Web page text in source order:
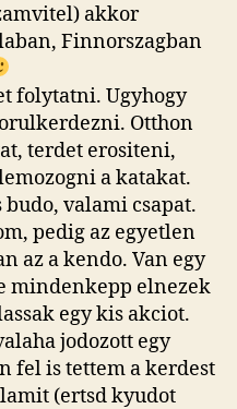
akkor
Finnorszagban
folytatni. Ugyhogy
Otthon
terdet erositeni,
a katakat.
valami csapat.
pedig az egyetlen
az a kendo. Van egy
mindenkepp elnezek
egy kis akciot.
jodozott egy
fel is tettem a kerdest
(ertsd kyudot